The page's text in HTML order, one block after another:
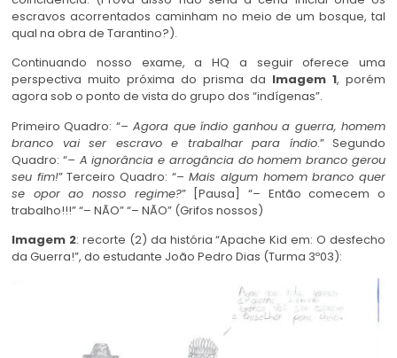
escravos acorrentados caminham no meio de um bosque, tal
qual na obra de Tarantino?).
Continuando nosso exame, a HQ a seguir oferece uma
perspectiva muito próxima do prisma da Imagem 1, porém
agora sob o ponto de vista do grupo dos “indígenas”.
Primeiro Quadro: “– Agora que índio ganhou a guerra, homem
branco vai ser escravo e trabalhar para índio.” Segundo
Quadro: “– A ignorância e arrogância do homem branco gerou
seu fim!” Terceiro Quadro: “– Mais algum homem branco quer
se opor ao nosso regime?” [Pausa] “– Então comecem o
trabalho!!!” “– NÃO” “– NÃO” (Grifos nossos)
Imagem 2: recorte (2) da história “Apache Kid em: O desfecho
da Guerra!”, do estudante João Pedro Dias (Turma 3º03):